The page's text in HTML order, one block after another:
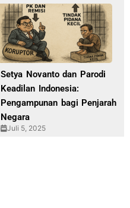
Setya Novanto dan Parodi
Keadilan Indonesia:
Pengampunan bagi Penjarah
Negara
Juli 5, 2025